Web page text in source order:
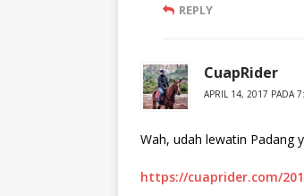
REPLY
CuapRider
APRIL 14, 2017 PADA
Wah, udah lewatin Padang
https://cuaprider.com/